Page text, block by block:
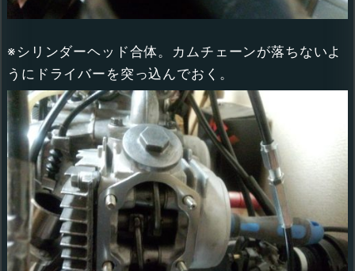
※シリンダーヘッド合体。カムチェーンが落ちないよ
うにドライバーを突っ込んでおく。